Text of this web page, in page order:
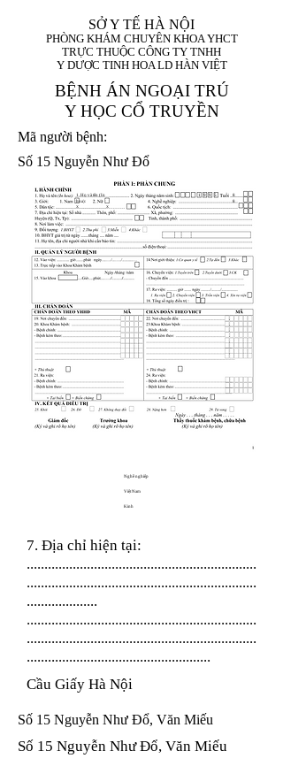
SỞ Y TẾ HÀ NỘI
PHÒNG KHÁM CHUYÊN KHOA YHCT
TRỰC THUỘC CÔNG TY TNHH
Y DƯỢC TINH HOA LD HÀN VIỆT
BỆNH ÁN NGOẠI TRÚ
Y HỌC CỔ TRUYỀN
Mã người bệnh:
Số 15 Nguyễn Như Đổ
1. Họ và tên (In
hoa):
1 9 9 5
8
8
X
X
Nghề nghiệp
Việt Nam
Kinh
7. Địa chỉ hiện tại:
.................................................................
.................................................................
....................
.................................................................
.................................................................
....................................................
Cầu Giấy Hà Nội
Số 15 Nguyễn Như Đổ, Văn Miếu
Số 15 Nguyễn Như Đổ, Văn Miếu